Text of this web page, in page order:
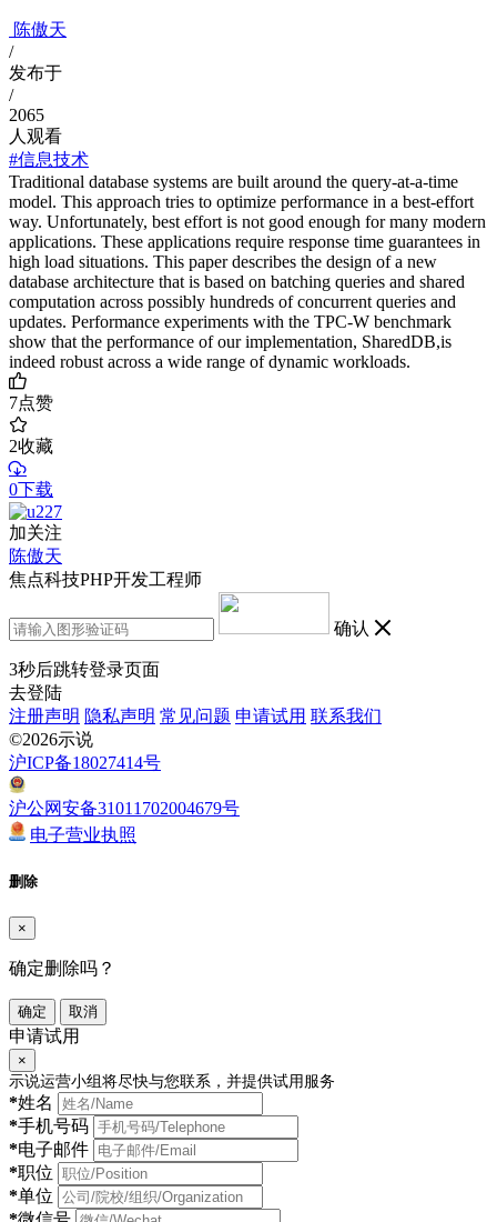
陈傲天
/
发布于
/
2065
人观看
#信息技术
Traditional database systems are built around the query-at-a-time
model. This approach tries to optimize performance in a best-effort
way. Unfortunately, best effort is not good enough for many modern
applications. These applications require response time guarantees in
high load situations. This paper describes the design of a new
database architecture that is based on batching queries and shared
computation across possibly hundreds of concurrent queries and
updates. Performance experiments with the TPC-W benchmark
show that the performance of our implementation, SharedDB,is
indeed robust across a wide range of dynamic workloads.
7点赞
2收藏
0下载
加关注
陈傲天
焦点科技PHP开发工程师
确认
3秒后跳转登录页面
去登陆
注册声明 隐私声明 常见问题 申请试用 联系我们
©2026示说
沪ICP备18027414号
沪公网安备31011702004679号
电子营业执照
删除
×
确定删除吗？
确定 取消
申请试用
×
示说运营小组将尽快与您联系，并提供试用服务
*姓名
*手机号码
*电子邮件
*职位
*单位